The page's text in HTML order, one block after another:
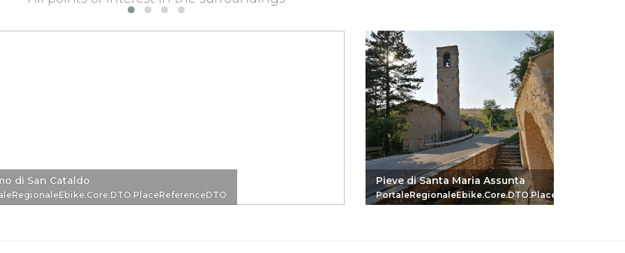
di San Cataldo Pieve di Santa Maria Assunta
PortaleRegionaleEbike.Core.DTO.PlaceReferenceDTO